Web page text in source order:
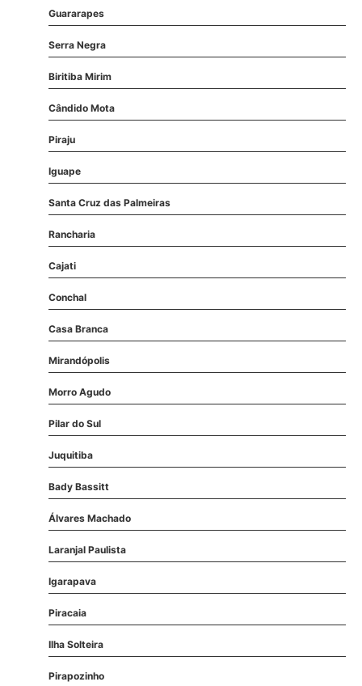
Guararapes
Serra Negra
Biritiba Mirim
Cândido Mota
Piraju
Iguape
Santa Cruz das Palmeiras
Rancharia
Cajati
Conchal
Casa Branca
Mirandópolis
Morro Agudo
Pilar do Sul
Juquitiba
Bady Bassitt
Álvares Machado
Laranjal Paulista
Igarapava
Piracaia
Ilha Solteira
Pirapozinho